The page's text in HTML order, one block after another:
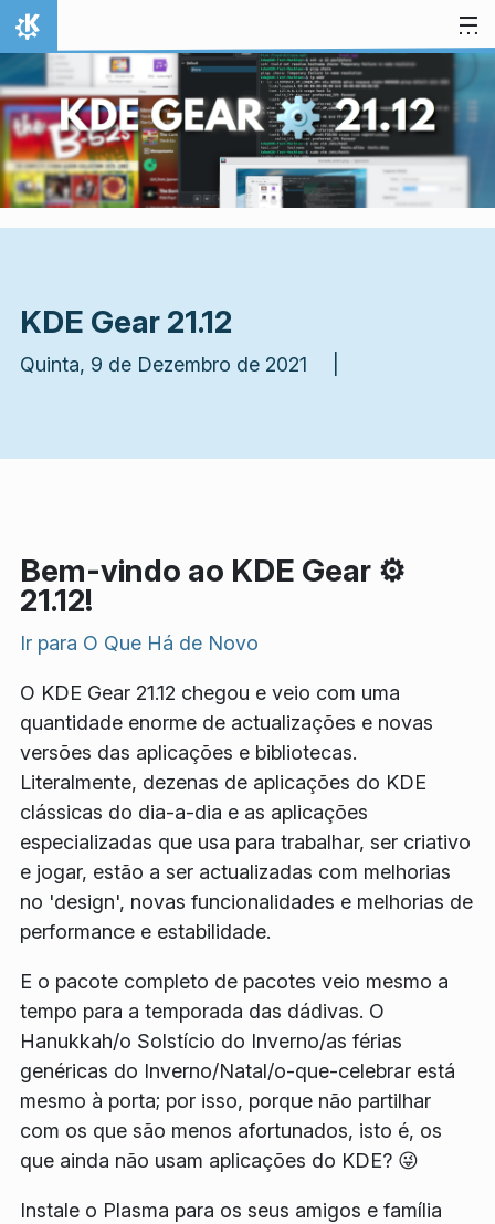
Ir para o conteúdo
Início
KDE Gear 21.12
Quinta, 9 de Dezembro de 2021 |
Bem-vindo ao KDE Gear ⚙️
21.12!
Ir para O Que Há de Novo
O KDE Gear 21.12 chegou e veio com uma
quantidade enorme de actualizações e novas
versões das aplicações e bibliotecas.
Literalmente, dezenas de aplicações do KDE
clássicas do dia-a-dia e as aplicações
especializadas que usa para trabalhar, ser criativo
e jogar, estão a ser actualizadas com melhorias
no 'design', novas funcionalidades e melhorias de
performance e estabilidade.
E o pacote completo de pacotes veio mesmo a
tempo para a temporada das dádivas. O
Hanukkah/o Solstício do Inverno/as férias
genéricas do Inverno/Natal/o-que-celebrar está
mesmo à porta; por isso, porque não partilhar
com os que são menos afortunados, isto é, os
que ainda não usam aplicações do KDE? 😜
Instale o Plasma para os seus amigos e família